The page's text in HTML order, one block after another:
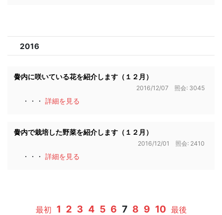
2016
黌内に咲いている花を紹介します（１２月）
2016/12/07 照会: 3045
・・・ 詳細を見る
黌内で栽培した野菜を紹介します（１２月）
2016/12/01 照会: 2410
・・・ 詳細を見る
最初 1 2 3 4 5 6 7 8 9 10 最後